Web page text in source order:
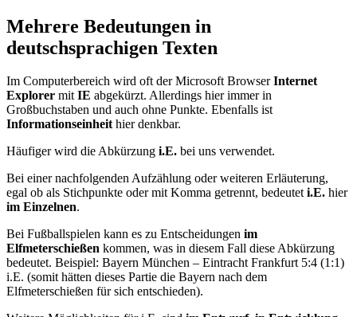
Mehrere Bedeutungen in
deutschsprachigen Texten
Im Computerbereich wird oft der Microsoft BrowserInternet
Explorer mitIE abgekürzt. Allerdings hier immer in
Großbuchstaben und auch ohne Punkte. Ebenfalls ist
Informationseinheithier denkbar.
Häufiger wird die Abkürzung i.E. bei uns verwendet.
Bei einer nachfolgenden Aufzählung oder weiteren Erläuterung,
egal ob als Stichpunkte oder mit Komma getrennt, bedeuteti.E. hier
im Einzelnen.
Bei Fußballspielen kann es zu Entscheidungen im
Elfmeterschießen kommen, was in diesem Fall diese Abkürzung
bedeutet. Beispiel: Bayern München – Eintracht Frankfurt 5:4 (1:1)
i.E. (somit hätten dieses Partie die Bayern nach dem
Elfmeterschießen für sich entschieden).